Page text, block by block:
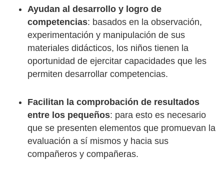
Ayudan al desarrollo y logro de
competencias: basados en la observación,
experimentación y manipulación de sus
materiales didácticos, los niños tienen la
oportunidad de ejercitar capacidades que les
permiten desarrollar competencias.
Facilitan la comprobación de resultados
entre los pequeños: para esto es necesario
que se presenten elementos que promuevan la
evaluación a sí mismos y hacia sus
compañeros y compañeras.